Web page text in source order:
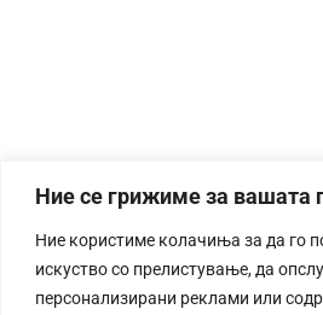
Ние се грижиме за вашата
Ние користиме колачиња за да го
искуство со прелистување, да
персонализирани реклами или